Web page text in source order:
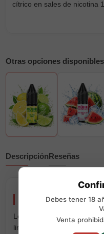
cítrico en sales de nicotina
Otras opciones disponibles
DescripciónReseñas
Lemon Lime 10ml
Lemon Lime 10ml Mübar
limón con el toque más
Debes tener 18
Venta